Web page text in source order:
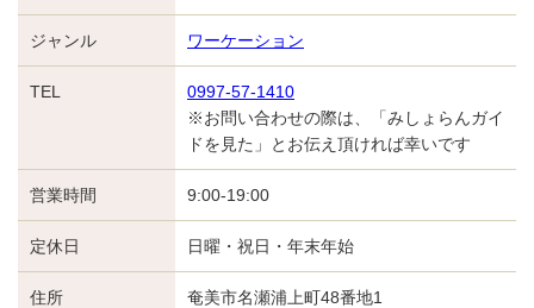
ジャンル ワーケーション
TEL
0997-57-1410
※お問い合わせの際は、「みしょらんガイ
ドを見た」とお伝え頂ければ幸いです
営業時間 9:00-19:00
定休日 日曜・祝日・年末年始
住所 奄美市名瀬浦上町48番地1